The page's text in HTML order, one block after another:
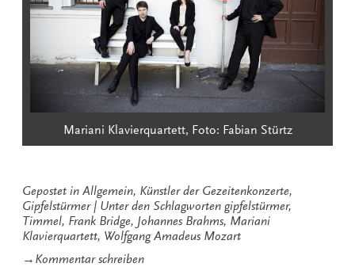
Mariani Klavierquartett, Foto: Fabian Stürtz
Gepostet in Allgemein, Künstler der Gezeitenkonzerte,
Gipfelstürmer
Unter den Schlagworten gipfelstürmer,
Timmel, Frank Bridge, Johannes Brahms, Mariani
Klavierquartett, Wolfgang Amadeus Mozart
→ Kommentar schreibenzu